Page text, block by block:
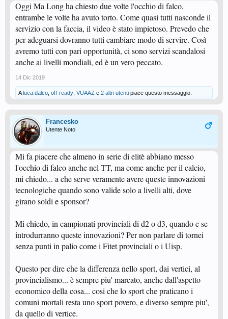
Oggi Ma Long ha chiesto due volte l'occhio di falco,
entrambe le volte ha avuto torto. Come quasi tutti nasconde il
servizio con la faccia, il video è stato impietoso. Prevedo che
per adeguarsi dovranno tutti cambiare modo di servire. Così
avremo tutti con pari opportunità, ci sono servizi scandalosi
anche ai livelli mondiali, ed è un vero peccato.
14 Dic 2019
Aluca.dalco off-ready VUAAZ e 2 altri utenti piace questo messaggio.
Francesko
Utente Noto
Mi fa piacere che almeno in serie di elitè abbiano messo
l'occhio di falco anche nel TT, ma come anche per il calcio,
mi chiedo... a che serve veramente avere queste innovazioni
tecnologiche quando sono valide solo a livelli alti, dove
girano soldi e sponsor?
Mi chiedo, in campionati provinciali di d2 o d3, quando e se
introdurranno queste innovazioni? Per non parlare di tornei
senza punti in palio come i Fitet provinciali o i Uisp.
Questo per dire che la differenza nello sport, dai vertici, al
provincialismo... è sempre piu' marcato, anche dall'aspetto
economico della cosa... cosi che lo sport che praticano i
comuni mortali resta uno sport povero, e diverso sempre piu',
da quello di vertice.